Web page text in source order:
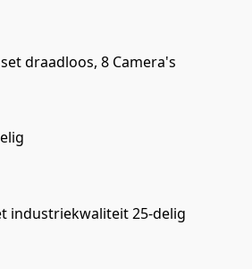
draadloos, 8 Camera's
industriekwaliteit 25-delig